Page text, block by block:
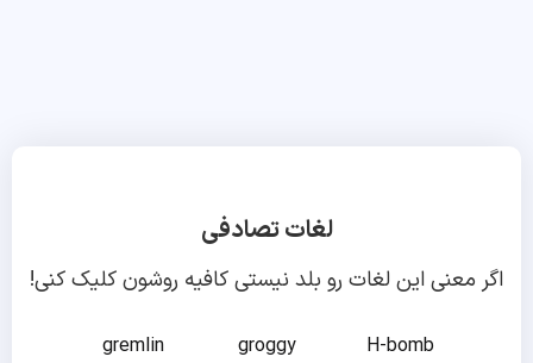
لغات تصادفی
اگر معنی این لغات رو بلد نیستی کافیه روشون کلیک کنی!
gremlin groggy
H-bomb